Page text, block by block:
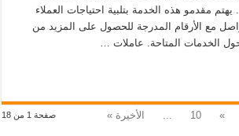
يهتم مقدمو هذه الخدمة بتلبية احتياجات العملاء
مع الأرقام المدرجة للحصول على المزيد من
الخدمات المتاحة. عاملات …
صفحة 1 من 18 »
10 الأخيرة »